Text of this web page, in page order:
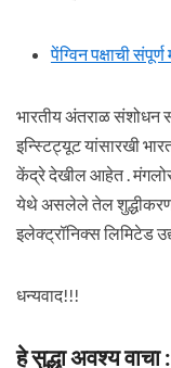
पेंग्विन पक्षाची संपूर्ण
भारतीय अंतराळ संशोधन
इन्स्टिट्यूट यांसारखी
केंद्रे देखील आहेत .
येथे असलेले तेल शुद्धीकरण
इलेक्ट्रॉनिक्स लिमिटेड
धन्यवाद!!!
हे सुद्धा अवश्य वाचा